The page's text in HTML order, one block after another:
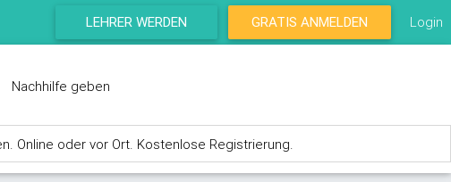
LEHRER WERDEN GRATIS ANMELDEN Login
Nachhilfe geben
Online oder vor Ort. Kostenlose Registrierung.